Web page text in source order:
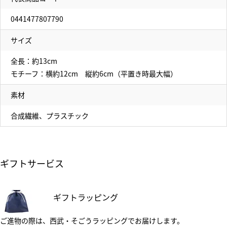
0441477807790
サイズ
全長：約13cm
モチーフ：横約12cm 縦約6cm（平置き時最大幅）
素材
合成繊維、プラスチック
ギフトサービス
ギフトラッピング
ご進物の際は、西武・そごうラッピングでお届けします。